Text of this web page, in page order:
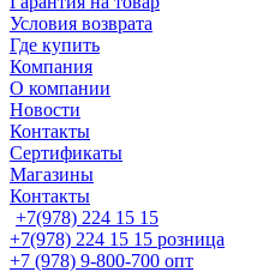
Условия возврата
Где купить
Компания
О компании
Новости
Контакты
Сертификаты
Магазины
Контакты
+7(978) 224 15 15
+7(978) 224 15 15 розница
+7 (978) 9-800-700 опт